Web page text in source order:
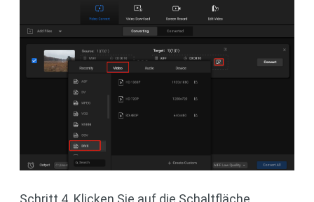
Schritt 4. Klicken Sie auf die Schaltfläche